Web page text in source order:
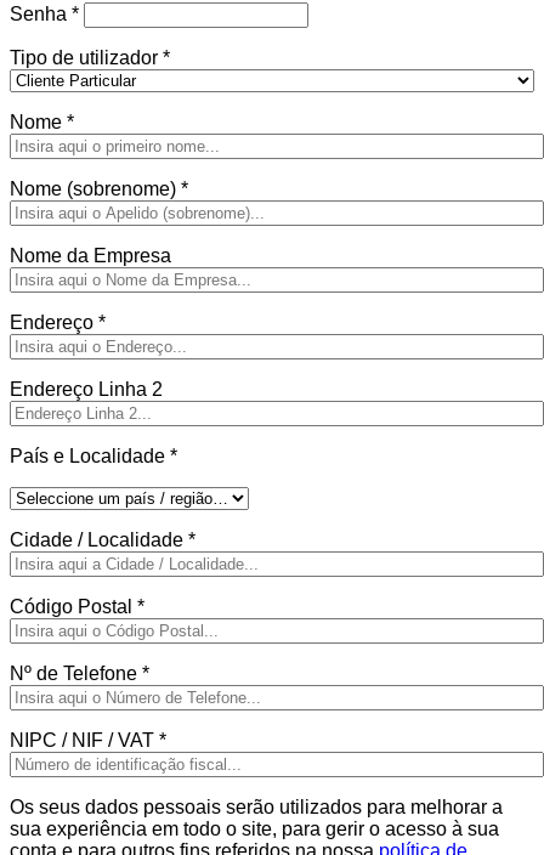
Senha *Obrigatório
Tipo de utilizador *
Nome *
Nome (sobrenome) *
Nome da Empresa
Endereço *
Endereço Linha 2
País e Localidade *
Cidade / Localidade *
Código Postal *
Nº de Telefone *
NIPC / NIF / VAT *
Os seus dados pessoais serão utilizados para melhorar a
sua experiência em todo o site, para gerir o acesso à sua